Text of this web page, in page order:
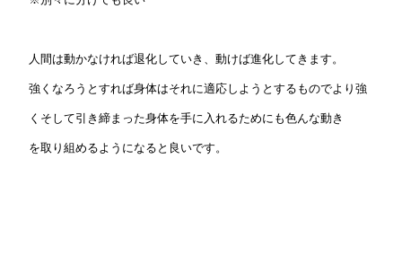
人間は動かなければ退化していき、動けば進化してきます。
強くなろうとすれば身体はそれに適応しようとするものでより強
くそして引き締まった身体を手に入れるためにも色んな動き
を取り組めるようになると良いです。